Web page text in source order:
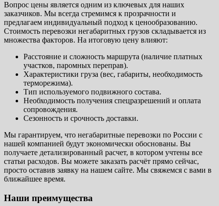
Вопрос цены является одним из ключевых для наших
заказчиков. Мы всегда стремимся к прозрачности и
предлагаем индивидуальный подход к ценообразованию.
Стоимость перевозки негабаритных грузов складывается из
множества факторов. На итоговую цену влияют:
Расстояние и сложность маршрута (наличие платных
участков, паромных переправ).
Характеристики груза (вес, габариты, необходимость
терморежима).
Тип используемого подвижного состава.
Необходимость получения спецразрешений и оплата
сопровождения.
Сезонность и срочность доставки.
Мы гарантируем, что негабаритные перевозки по России с
нашей компанией будут экономически обоснованы. Вы
получаете детализированный расчет, в котором учтены все
статьи расходов. Вы можете заказать расчёт прямо сейчас,
просто оставив заявку на нашем сайте. Мы свяжемся с вами в
ближайшее время.
Наши преимущества